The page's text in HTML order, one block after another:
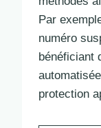
Par
numéro
bénéficiant
protection